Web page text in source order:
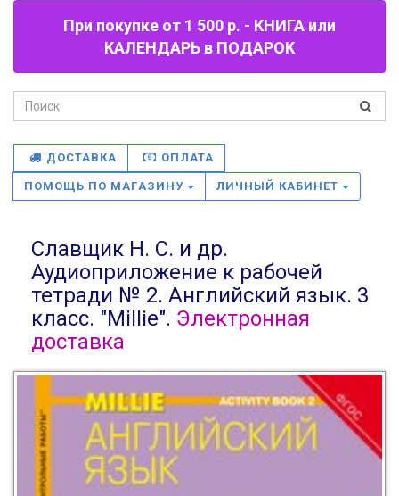
При покупке от 1 500 р. - КНИГА или
КАЛЕНДАРЬ в ПОДАРОК
ДОСТАВКА ОПЛАТА
ПОМОЩЬ ПО МАГАЗИНУ ЛИЧНЫЙ КАБИНЕТ
Славщик Н. С. и др.
Аудиоприложение к рабочей
тетради № 2. Английский язык. 3
класс. "Millie". Электронная
доставка